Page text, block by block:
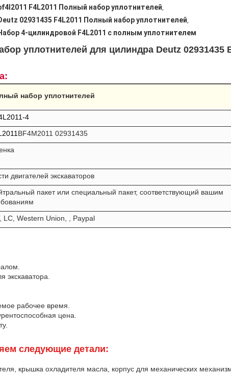
F4L2011 Полный набор уплотнителей,
02931435 F4L2011 Полный набор уплотнителей,
4-цилиндровой F4L2011 с полным уплотнителем
уплотнителей для цилиндра Deutz 02931435
набор уплотнителей
4
BF4M2011 02931435
двигателей экскаваторов
пакет или специальный пакет, соответствующий вашим
LC, Western Union, , Paypal
экскаватора.
рабочее время.
цена.
следующие детали:
крышка охладителя масла, корпус для механических